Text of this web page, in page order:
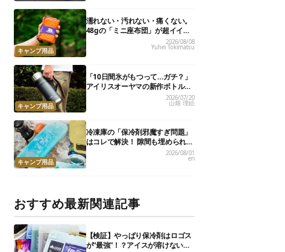
キャンプ用品
濡れない・汚れない・痛くない。
48gの「ミニ座布団」が超イイ具
合
2026/08/08
Yuhei Tokimatsu
キャンプ用品
「10日間氷がもつって…ガチ？」
アイリスオーヤマの新作ボトル
が、もはや“持ち運べる保冷庫
級”で最強だった
2026/07/20
山畑 理絵
キャンプ用品
冷凍庫の「保冷剤邪魔すぎ問題」
はコレで解決！ 隙間も埋められる
コンパクト保冷剤10選
2026/08/01
eri
おすすめ最新関連記事
【検証】やっぱり保冷剤はロゴス
が“最強”！？アイスが溶けないっ